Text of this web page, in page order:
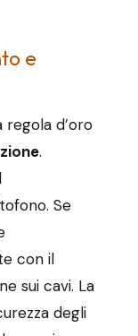
e
regola d’oro
.
Se
con il
sui cavi. La
degli